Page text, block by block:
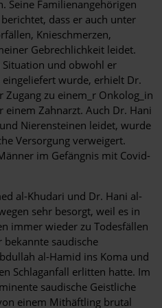
Seine Familienangehörigen
dass er auch unter
Knieschmerzen,
Gebrechlichkeit leidet.
und obwohl er
wurde, erhielt Dr.
zu einem_r Onkolog_in
Zahnarzt. Auch Dr. Hani
Nierensteinen leidet, wurde
Versorgung verweigert.
im Gefängnis mit Covid-
al-Khudari und Dr. Hani al-
sehr besorgt, weil es in
immer wieder zu Todesfällen
saudische
al-Hamid ins Koma und
Schlaganfall erlitten hatte. Im
saudische Geistliche
einem Mithäftling brutal